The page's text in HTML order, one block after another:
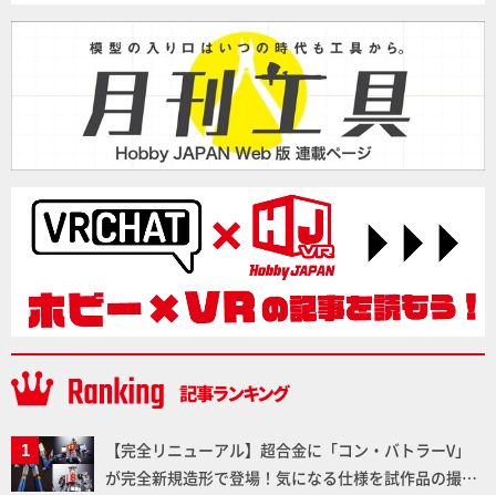
【完全リニューアル】超合金に「コン・バトラーV」
が完全新規造形で登場！気になる仕様を試作品の撮り